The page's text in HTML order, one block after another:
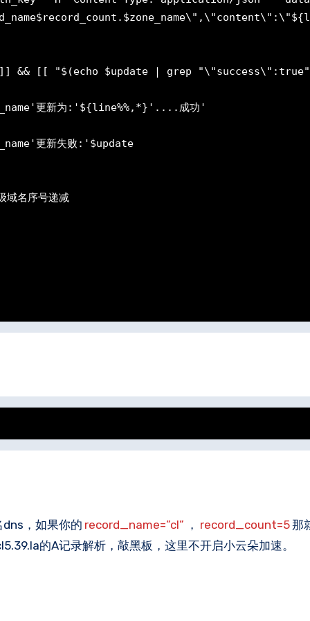
dns，如果你的 record_name=”cl” ， record_count=5那
的A记录解析，敲黑板，这里不开启小云朵加速。